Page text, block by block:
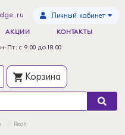
Личный кабинет
АКЦИИ КОНТАКТЫ
Пт: с 9:00 до 18:00
Корзина
Ricoh